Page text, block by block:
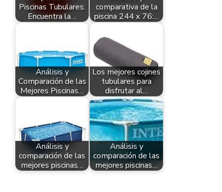
Piscinas Tubulares:
Encuentra la…
comparativa de la
piscina 244 x 76:…
Análisis y
Comparación de las
Mejores Piscinas…
Los mejores cojines
tubulares para
disfrutar al…
Análisis y
comparación de las
mejores piscinas…
Análisis y
comparación de las
mejores piscinas…